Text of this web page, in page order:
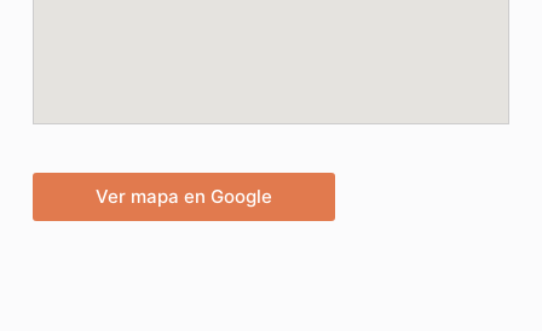
Ver mapa en Google